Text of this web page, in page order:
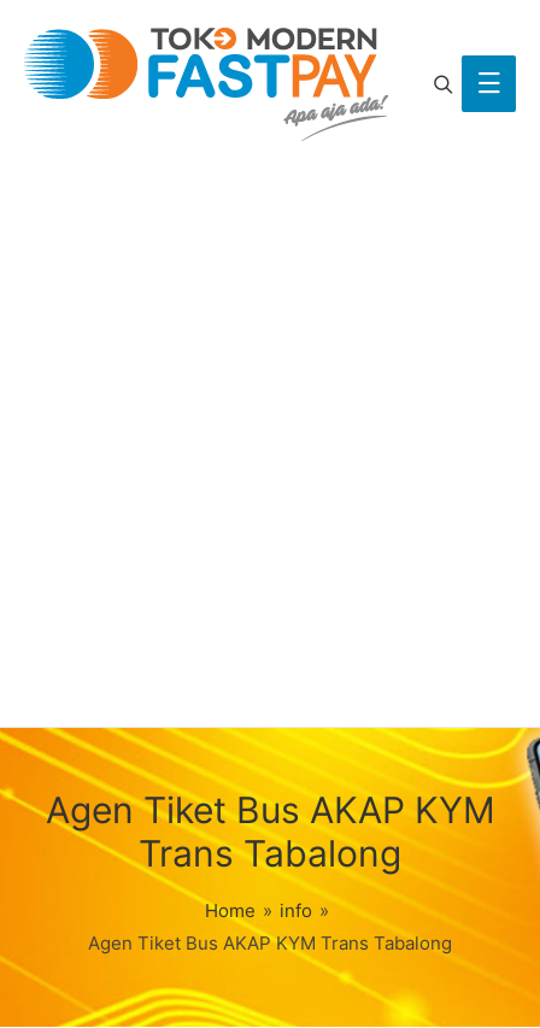
Main
Search
Agen Tiket Bus AKAP KYM
Trans Tabalong
Home » info »
Agen Tiket Bus AKAP KYM Trans Tabalong